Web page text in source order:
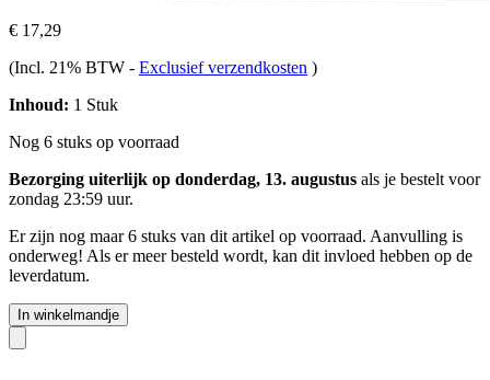
€ 17,29
(Incl. 21% BTW - Exclusief verzendkosten )
Inhoud: 1 Stuk
Nog 6 stuks op voorraad
Bezorging uiterlijk op donderdag, 13. augustus als je bestelt voor
zondag 23:59 uur.
Er zijn nog maar 6 stuks van dit artikel op voorraad. Aanvulling is
onderweg! Als er meer besteld wordt, kan dit invloed hebben op de
leverdatum.
In winkelmandje